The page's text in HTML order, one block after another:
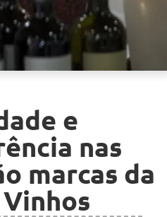
e
nas
marcas da